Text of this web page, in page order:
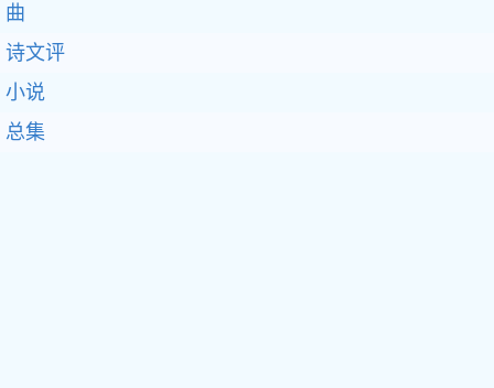
曲
诗文评
小说
总集